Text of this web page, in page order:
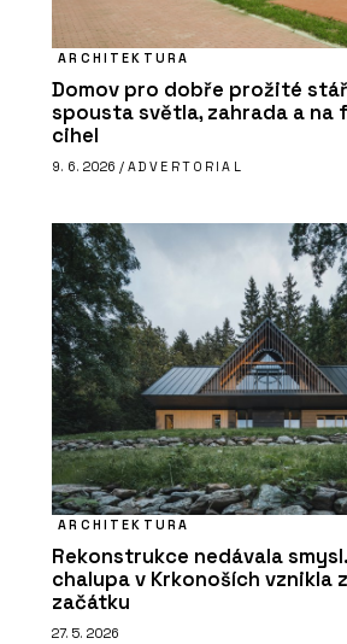
ARCHITEKTURA
Domov pro dobře prožité
spousta světla, zahrada a na
cihel
9. 6. 2026 / ADVERTORIAL
ARCHITEKTURA
Rekonstrukce nedávala
chalupa v Krkonoších vznikla
začátku
27. 5. 2026